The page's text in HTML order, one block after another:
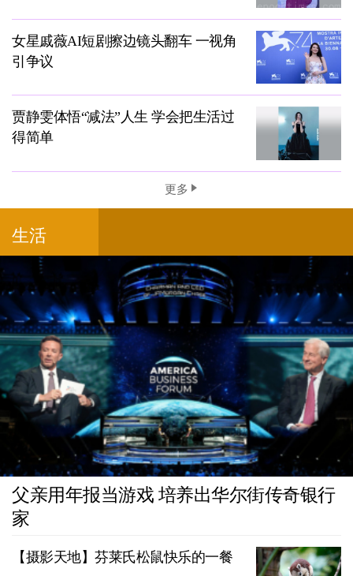
女星戚薇AI短剧擦边镜头翻车 一视角
引争议
贾静雯体悟“减法”人生 学会把生活过
得简单
更多
生活
父亲用年报当游戏 培养出华尔街传奇银行
家
【摄影天地】芬莱氏松鼠快乐的一餐